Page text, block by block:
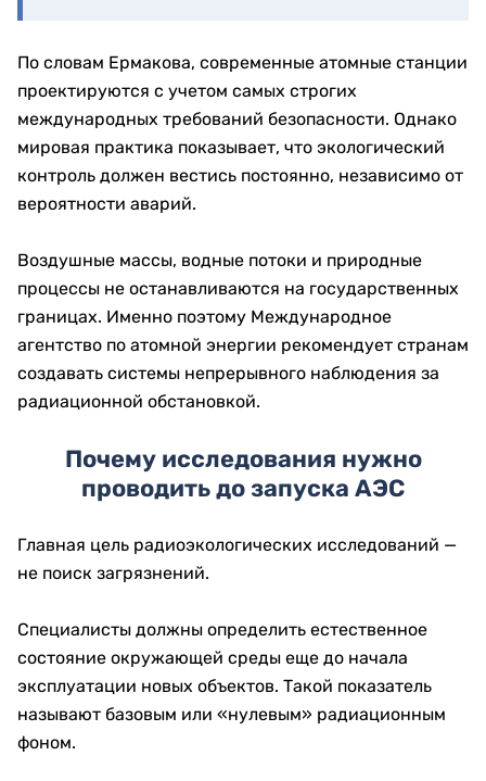
По словам Ермакова, современные атомные станции
проектируются с учетом самых строгих
международных требований безопасности. Однако
мировая практика показывает, что экологический
контроль должен вестись постоянно, независимо от
вероятности аварий.
Воздушные массы, водные потоки и природные
процессы не останавливаются на государственных
границах. Именно поэтому Международное
агентство по атомной энергии рекомендует странам
создавать системы непрерывного наблюдения за
радиационной обстановкой.
Почему исследования нужно
проводить до запуска АЭС
Главная цель радиоэкологических исследований —
не поиск загрязнений.
Специалисты должны определить естественное
состояние окружающей среды еще до начала
эксплуатации новых объектов. Такой показатель
называют базовым или «нулевым» радиационным
фоном.